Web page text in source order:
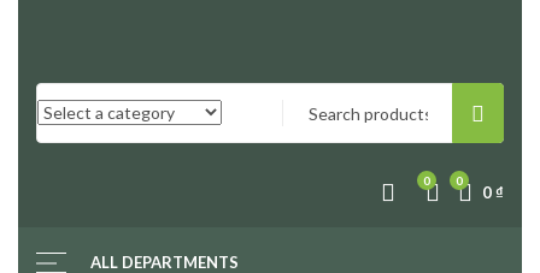
0
0₫
0
ALL DEPARTMENTS